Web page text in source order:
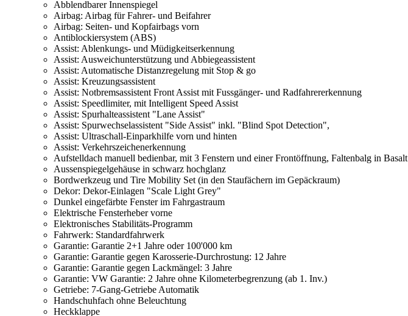
Abblendbarer Innenspiegel
Airbag: Airbag für Fahrer- und Beifahrer
Airbag: Seiten- und Kopfairbags vorn
Antiblockiersystem (ABS)
Assist: Ablenkungs- und Müdigkeitserkennung
Assist: Ausweichunterstützung und Abbiegeassistent
Assist: Automatische Distanzregelung mit Stop & go
Assist: Kreuzungsassistent
Assist: Notbremsassistent Front Assist mit Fussgänger- und Radfahrererkennung
Assist: Speedlimiter, mit Intelligent Speed Assist
Assist: Spurhalteassistent "Lane Assist"
Assist: Spurwechselassistent "Side Assist" inkl. "Blind Spot Detection",
Assist: Ultraschall-Einparkhilfe vorn und hinten
Assist: Verkehrszeichenerkennung
Aufstelldach manuell bedienbar, mit 3 Fenstern und einer Frontöffnung, Faltenbalg in
Aussenspiegelgehäuse in schwarz hochglanz
Bordwerkzeug und Tire Mobility Set (in den Staufächern im Gepäckraum)
Dekor: Dekor-Einlagen "Scale Light Grey"
Dunkel eingefärbte Fenster im Fahrgastraum
Elektrische Fensterheber vorne
Elektronisches Stabilitäts-Programm
Fahrwerk: Standardfahrwerk
Garantie: Garantie 2+1 Jahre oder 100'000 km
Garantie: Garantie gegen Karosserie-Durchrostung: 12 Jahre
Garantie: Garantie gegen Lackmängel: 3 Jahre
Garantie: VW Garantie: 2 Jahre ohne Kilometerbegrenzung (ab 1. Inv.)
Getriebe: 7-Gang-Getriebe Automatik
Handschuhfach ohne Beleuchtung
Heckklappe